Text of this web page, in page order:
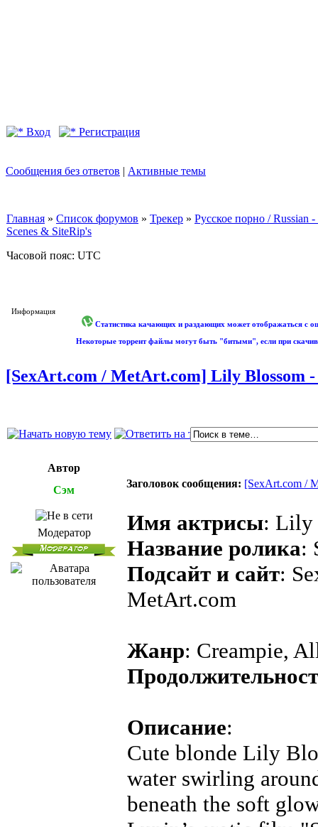
Вход Регистрация
Сообщения без ответов | Активные темы
Главная » Список форумов » Трекер » Русское порно /
Scenes & SiteRip's
Часовой пояс: UTC
Информация
Статистика качающих и раздающих может отображаться с
Некоторые торрент файлы могут быть "битыми", если при
[SexArt.com / MetArt.com] Lily Blossom
Автор
Сэм
Заголовок сообщения: [SexArt.com /
Модератор Имя актрисы: Lily
Название ролика:
Подсайт и сайт:
MetArt.com
Жанр: Creampie,
Описание:
Cute blonde Lily
water swirling
beneath the soft